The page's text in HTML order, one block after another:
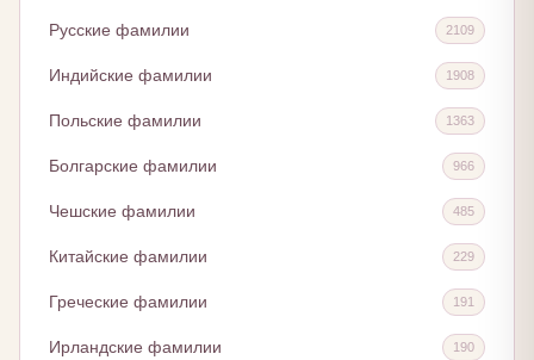
Русские фамилии 2109
Индийские фамилии 1908
Польские фамилии 1363
Болгарские фамилии 966
Чешские фамилии 485
Китайские фамилии 229
Греческие фамилии 191
Ирландские фамилии 190